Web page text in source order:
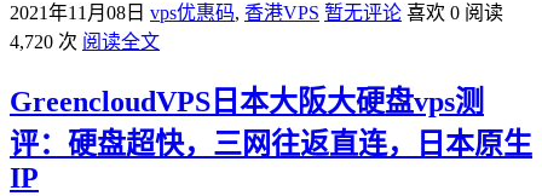
2021年11月08日 vps优惠码, 香港VPS 暂无评论 喜欢 0 阅读
4,720 次 阅读全文
GreencloudVPS日本大阪大硬盘vps测
评：硬盘超快，三网往返直连，日本原生
IP